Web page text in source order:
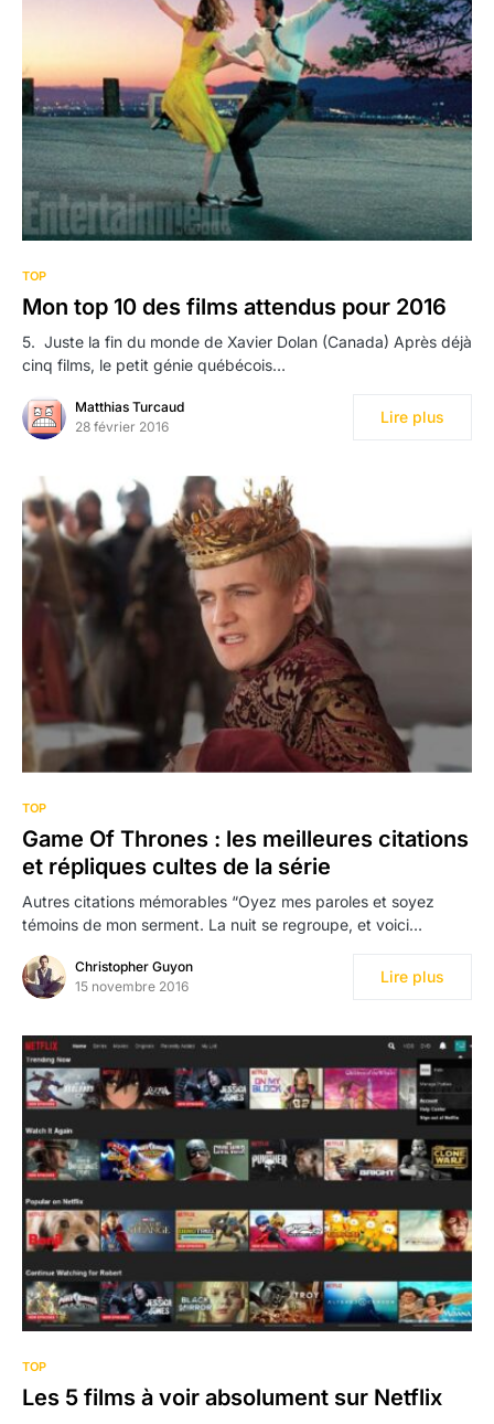
TOP
Mon top 10 des films attendus pour 2016
5. Juste la fin du monde de Xavier Dolan (Canada) Après déjà
cinq films, le petit génie québécois…
Matthias Turcaud
28 février 2016
Lire plus
TOP
Game Of Thrones : les meilleures citations
et répliques cultes de la série
Autres citations mémorables “Oyez mes paroles et soyez
témoins de mon serment. La nuit se regroupe, et voici…
Christopher Guyon
15 novembre 2016
Lire plus
TOP
Les 5 films à voir absolument sur Netflix